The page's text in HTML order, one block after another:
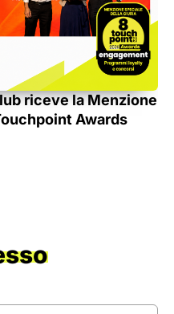
riceve la Menzione
Awards